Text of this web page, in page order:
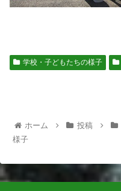
学校・子どもたちの様子
ホーム 投稿
様子